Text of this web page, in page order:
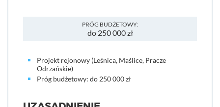
PRÓG BUDŻETOWY:
do 250 000 zł
Projekt rejonowy (Leśnica, Maślice, Pracze
Odrzańskie)
Próg budżetowy: do 250 000 zł